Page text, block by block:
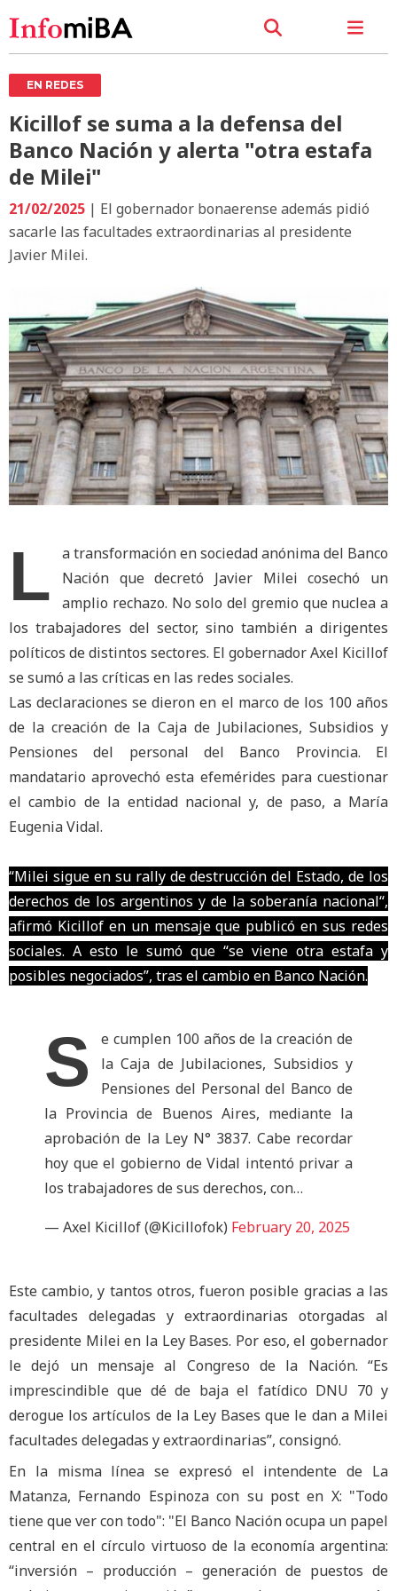
EN REDES
Kicillof se suma a la defensa del
Banco Nación y alerta "otra estafa
de Milei"
21/02/2025 | El gobernador bonaerense además pidió
sacarle las facultades extraordinarias al presidente
Javier Milei.
L
a transformación en sociedad anónima del Banco
Nación que decretó Javier Milei cosechó un
amplio rechazo. No solo del gremio que nuclea a
los trabajadores del sector, sino también a dirigentes
políticos de distintos sectores. El gobernador Axel Kicillof
se sumó a las críticas en las redes sociales.
Las declaraciones se dieron en el marco de los 100 años
de la creación de la Caja de Jubilaciones, Subsidios y
Pensiones del personal del Banco Provincia. El
mandatario aprovechó esta efemérides para cuestionar
el cambio de la entidad nacional y, de paso, a María
Eugenia Vidal.
“Milei sigue en su rally de destrucción del Estado, de los
derechos de los argentinos y de la soberanía nacional“,
afirmó Kicillof en un mensaje que publicó en sus redes
sociales. A esto le sumó que “se viene otra estafa y
posibles negociados”, tras el cambio en Banco Nación.
S
e cumplen 100 años de la creación de
la Caja de Jubilaciones, Subsidios y
Pensiones del Personal del Banco de
la Provincia de Buenos Aires, mediante la
aprobación de la Ley N° 3837. Cabe recordar
hoy que el gobierno de Vidal intentó privar a
los trabajadores de sus derechos, con…
— Axel Kicillof (@Kicillofok) February 20, 2025
Este cambio, y tantos otros, fueron posible gracias a las
facultades delegadas y extraordinarias otorgadas al
presidente Milei en la Ley Bases. Por eso, el gobernador
le dejó un mensaje al Congreso de la Nación. “Es
imprescindible que dé de baja el fatídico DNU 70 y
derogue los artículos de la Ley Bases que le dan a Milei
facultades delegadas y extraordinarias”, consignó.
En la misma línea se expresó el intendente de La
Matanza, Fernando Espinoza con su post en X: "Todo
tiene que ver con todo": "El Banco Nación ocupa un papel
central en el círculo virtuoso de la economía argentina:
“inversión – producción – generación de puestos de